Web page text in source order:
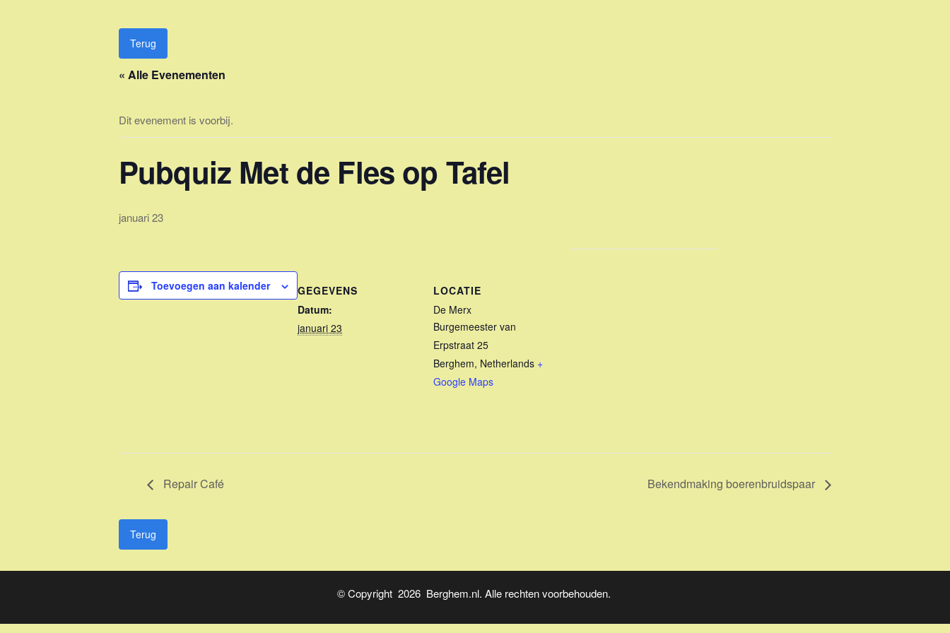
Terug
« Alle Evenementen
Dit evenement is voorbij.
Pubquiz Met de Fles op Tafel
januari 23
Toevoegen aan kalender
GEGEVENS
Datum:
januari 23
LOCATIE
De Merx
Burgemeester van
Erpstraat 25
Berghem, Netherlands +
Google Maps
Repair Café Bekendmaking boerenbruidspaar
Terug
© Copyright 2026 Berghem.nl. Alle rechten voorbehouden.